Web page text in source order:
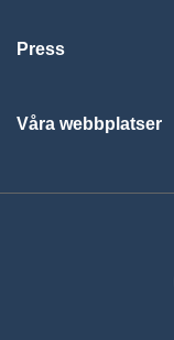
Press
Våra webbplatser